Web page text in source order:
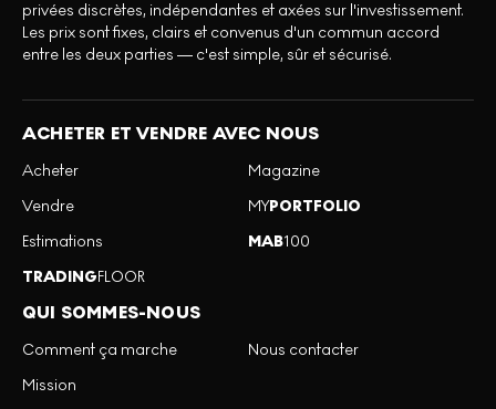
privées discrètes, indépendantes et axées sur l'investissement.
Les prix sont fixes, clairs et convenus d'un commun accord
entre les deux parties — c'est simple, sûr et sécurisé.
ACHETER ET VENDRE AVEC NOUS
Acheter
Vendre
Estimations
TRADINGFLOOR
Magazine
MYPORTFOLIO
MAB100
QUI SOMMES-NOUS
Comment ça marche
Mission
Nous contacter